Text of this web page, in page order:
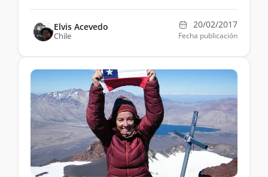
Elvis Acevedo
Chile
20/02/2017
Fecha publicación